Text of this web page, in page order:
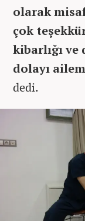
olarak
çok
kibarlığı
dolayı
dedi.